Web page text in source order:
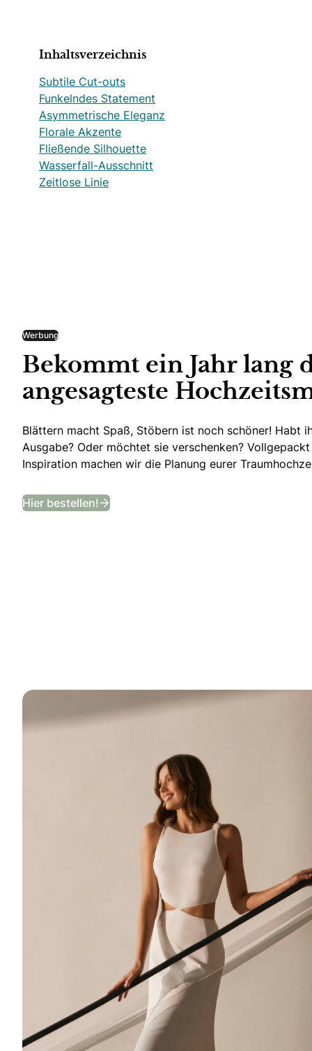
Inhaltsverzeichnis
Subtile Cut-outs
Funkelndes Statement
Asymmetrische Eleganz
Florale Akzente
Fließende Silhouette
Wasserfall-Ausschnitt
Zeitlose Linie
Werbung
Bekommt ein Jahr lang
angesagteste
Blättern macht Spaß, Stöbern ist noch schöner! Habt
Ausgabe? Oder möchtet sie verschenken?
Inspiration machen wir die Planung eurer
Hier bestellen!